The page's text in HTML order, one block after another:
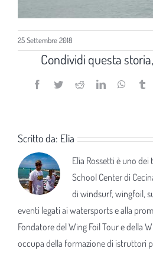
25 Settembre 2018
Condividi questa
Facebook
TwitterRedditLinkedIn
Scritto da: Elia
Elia Rossetti è uno
School Center di
di windsurf, wingfoil,
eventi legati ai watersports e alla
Fondatore del Wing Foil Tour e della
occupa della formazione di istruttori